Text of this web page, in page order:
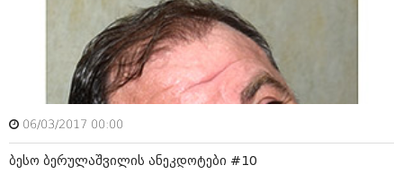
ოქტომბერი 2009 (382)
სექტემბერი 2009 (541)
აგვისტო 2009 (14)
ივლისი 2009 (118)
თებერვალი 0216 (1)
დეკემბერი 0215 (1)
ოქტომბერი 0215 (1)
აგვისტო 0212 (1)
06/03/2017 00:00
ბესო ბერულაშვილის ანეკდოტები #10